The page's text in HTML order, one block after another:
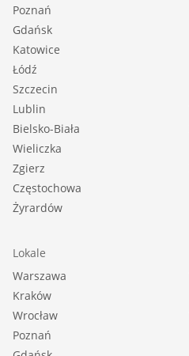
Poznań
Gdańsk
Katowice
Łódź
Szczecin
Lublin
Bielsko-Biała
Wieliczka
Zgierz
Częstochowa
Żyrardów
Lokale
Warszawa
Kraków
Wrocław
Poznań